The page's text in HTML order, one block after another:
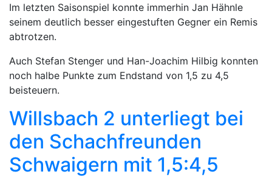
Im letzten Saisonspiel konnte immerhin Jan Hähnle
seinem deutlich besser eingestuften Gegner ein Remis
abtrotzen.
Auch Stefan Stenger und Han-Joachim Hilbig konnten
noch halbe Punkte zum Endstand von 1,5 zu 4,5
beisteuern.
Willsbach 2 unterliegt bei
den Schachfreunden
Schwaigern mit 1,5:4,5